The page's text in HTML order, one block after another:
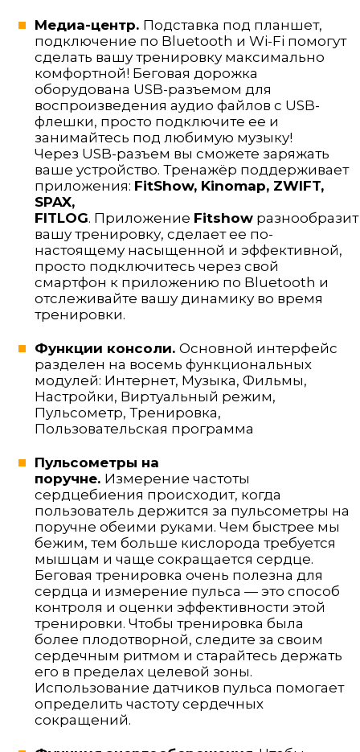
Медиа-центр. Подставка под планшет,
подключение по Bluetooth и Wi-Fi помогут
сделать вашу тренировку максимально
комфортной! Беговая дорожка
оборудована USB-разъемом для
воспроизведения аудио файлов с USB-
флешки, просто подключите ее и
занимайтесь под любимую музыку!
Через USB-разъем вы сможете заряжать
ваше устройство. Тренажёр поддерживает
приложения: FitShow, Kinomap, ZWIFT,
SPAX,
FITLOG. Приложение Fitshow разнообразит
вашу тренировку, сделает ее по-
настоящему насыщенной и эффективной,
просто подключитесь через свой
смартфон к приложению по Bluetooth и
отслеживайте вашу динамику во время
тренировки.
Функции консоли. Основной интерфейс
разделен на восемь функциональных
модулей: Интернет, Музыка, Фильмы,
Настройки, Виртуальный режим,
Пульсометр, Тренировка,
Пользовательская программа
Пульсометры на
поручне. Измерение частоты
сердцебиения происходит, когда
пользователь держится за пульсометры на
поручне обеими руками. Чем быстрее мы
бежим, тем больше кислорода требуется
мышцам и чаще сокращается сердце.
Беговая тренировка очень полезна для
сердца и измерение пульса — это способ
контроля и оценки эффективности этой
тренировки. Чтобы тренировка была
более плодотворной, следите за своим
сердечным ритмом и старайтесь держать
его в пределах целевой зоны.
Использование датчиков пульса помогает
определить частоту сердечных
сокращений.